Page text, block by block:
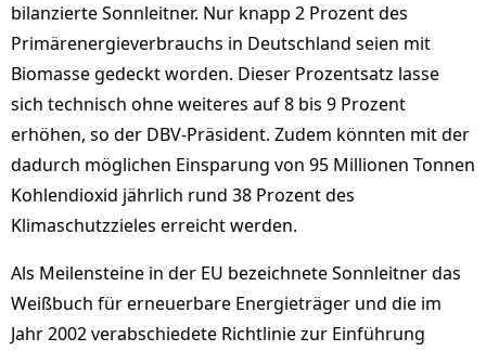
bilanzierte Sonnleitner. Nur knapp 2 Prozent des
Primärenergieverbrauchs in Deutschland seien mit
Biomasse gedeckt worden. Dieser Prozentsatz lasse
sich technisch ohne weiteres auf 8 bis 9 Prozent
erhöhen, so der DBV-Präsident. Zudem könnten mit der
dadurch möglichen Einsparung von 95 Millionen Tonnen
Kohlendioxid jährlich rund 38 Prozent des
Klimaschutzzieles erreicht werden.
Als Meilensteine in der EU bezeichnete Sonnleitner das
Weißbuch für erneuerbare Energieträger und die im
Jahr 2002 verabschiedete Richtlinie zur Einführung